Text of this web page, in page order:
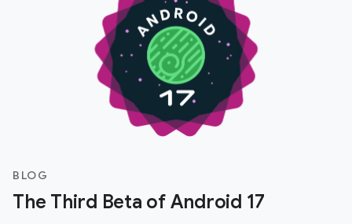
BLOG
The Third Beta of Android 17